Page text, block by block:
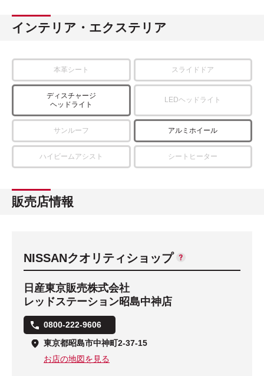
インテリア・エクステリア
本革シート スライドドア
ディスチャージ
ヘッドライト
LEDヘッドライト
サンルーフ アルミホイール
ハイビームアシスト シートヒーター
販売店情報
NISSANクオリティショップ
日産東京販売株式会社
レッドステーション昭島中神店
0800-222-9606
東京都昭島市中神町2-37-15
お店の地図を見る